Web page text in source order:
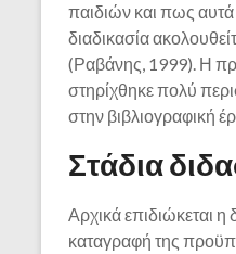
παιδιών και πως αυτά
διαδικασία
(Ραβάνης, 1999). Η
στηρίχθηκε πολύ
στην βιβλιογραφική
Στάδια
Αρχικά επιδιώκεται
καταγραφή της